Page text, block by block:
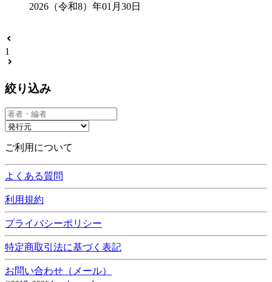
2026（令和8）年01月30日
1
絞り込み
ご利用について
よくある質問
利用規約
プライバシーポリシー
特定商取引法に基づく表記
お問い合わせ（メール）